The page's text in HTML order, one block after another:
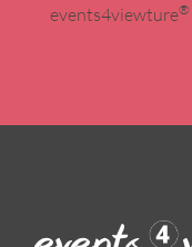
events4viewture®